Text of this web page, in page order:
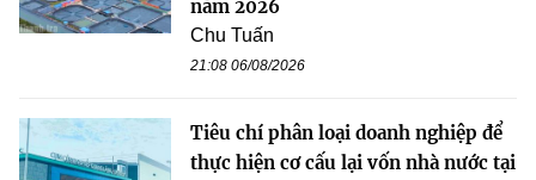
năm 2026
Chu Tuấn
21:08 06/08/2026
Tiêu chí phân loại doanh nghiệp để
thực hiện cơ cấu lại vốn nhà nước tại